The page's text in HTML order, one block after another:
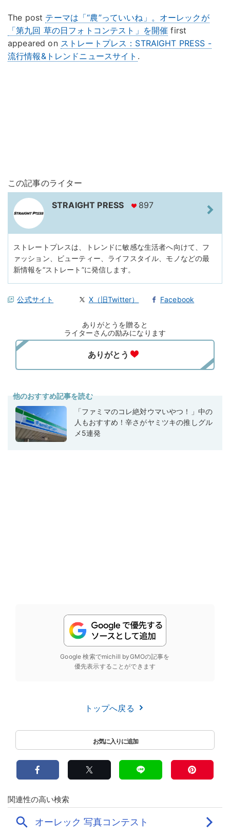
The post テーマは「“農”っていいね」。オーレックが
「第九回 草の日フォトコンテスト」を開催 first
appeared on ストレートプレス：STRAIGHT PRESS -
流行情報&トレンドニュースサイト .
この記事のライター
STRAIGHT PRESS 897
ストレートプレスは、トレンドに敏感な生活者へ向けて、フ
ァッション、ビューティー、ライフスタイル、モノなどの最
新情報を“ストレート”に発信します。
公式サイト X（旧Twitter） Facebook
ありがとうを贈ると
ライターさんの励みになります
他のおすすめ記事を読む
「ファミマのコレ絶対ウマいやつ！」中の
人もおすすめ！辛さがヤミツキの推しグル
メ5連発
Google 検索でmichill byGMOの記事を
優先表示することができます
トップへ戻る